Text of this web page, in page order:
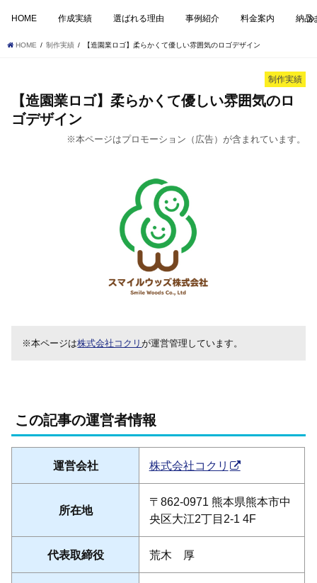
HOME 作成実績 選ばれる理由 事例紹介 料金案内 納品
HOME 制作実績 【造園業ロゴ】柔らかくて優しい雰囲気のロゴデザイン
制作実績
【造園業ロゴ】柔らかくて優しい雰囲気のロ
ゴデザイン
※本ページはプロモーション（広告）が含まれています。
※本ページは株式会社コクリが運営管理しています。
この記事の運営者情報
運営会社 株式会社コクリ
所在地
〒862-0971 熊本県熊本市中
央区大江2丁目2-1 4F
代表取締役 荒木 厚